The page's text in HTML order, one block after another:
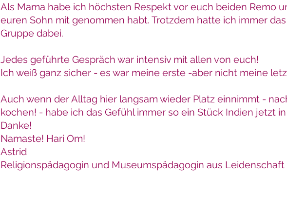
Als Mama habe ich höchsten Respekt vor euch beiden Remo
euren Sohn mit genommen habt. Trotzdem hatte ich immer
Gruppe dabei.
Jedes geführte Gespräch war intensiv mit allen von euch!
Ich weiß ganz sicher - es war meine erste -aber nicht meine
Auch wenn der Alltag hier langsam wieder Platz einnimmt -
kochen! - habe ich das Gefühl immer so ein Stück Indien jetzt
Danke!
Namaste! Hari Om!
Astrid
Religionspädagogin und Museumspädagogin aus Leidenschaft